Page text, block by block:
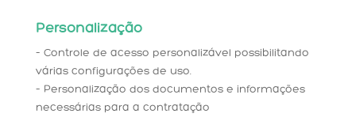
Personalização
– Controle de acesso personalizável possibilitando
várias configurações de uso.
– Personalização dos documentos e informações
necessárias para a contratação